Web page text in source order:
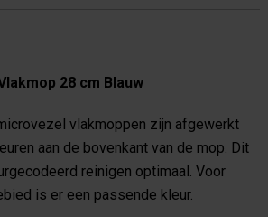
28 cm Blauw
vlakmoppen zijn afgewerkt
aan de bovenkant van de mop. Dit
reinigen optimaal. Voor
is er een passende kleur.